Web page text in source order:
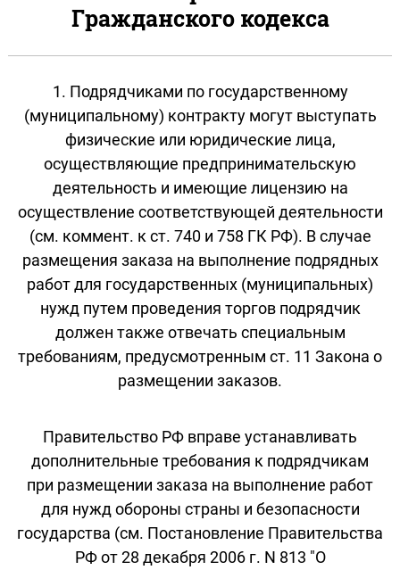
Гражданского кодекса
1. Подрядчиками по государственному
(муниципальному) контракту могут выступать
физические или юридические лица,
осуществляющие предпринимательскую
деятельность и имеющие лицензию на
осуществление соответствующей деятельности
(см. коммент. к ст. 740 и 758 ГК РФ). В случае
размещения заказа на выполнение подрядных
работ для государственных (муниципальных)
нужд путем проведения торгов подрядчик
должен также отвечать специальным
требованиям, предусмотренным ст. 11 Закона о
размещении заказов.
Правительство РФ вправе устанавливать
дополнительные требования к подрядчикам
при размещении заказа на выполнение работ
для нужд обороны страны и безопасности
государства (см. Постановление Правительства
РФ от 28 декабря 2006 г. N 813 "О